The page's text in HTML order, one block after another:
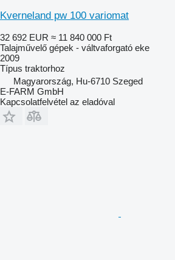
Kverneland pw 100 variomat
32 692 EUR ≈ 11 840 000 Ft
Talajművelő gépek - váltvaforgató eke
2009
Típus traktorhoz
Magyarország, Hu-6710 Szeged
E-FARM GmbH
Kapcsolatfelvétel az eladóval